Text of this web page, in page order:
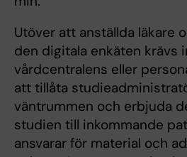
Utöver att anställda läkare
den digitala enkäten krävs
vårdcentralens eller
att tillåta
väntrummen och erbjuda
studien till inkommande
ansvarar för material och